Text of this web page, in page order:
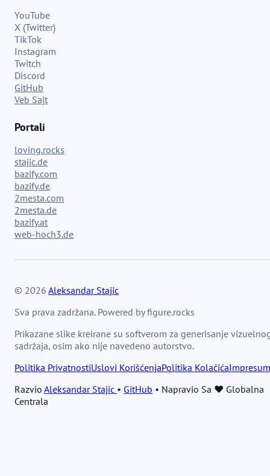
YouTube
X (Twitter)
TikTok
Instagram
Twitch
Discord
GitHub
Veb Sajt
Portali
loving.rocks
stajic.de
bazify.com
bazify.de
2mesta.com
2mesta.de
bazify.at
web-hoch3.de
© 2026 Aleksandar Stajic
Sva prava zadržana. Powered by figure.rocks
Prikazane slike kreirane su softverom za generisanje
sadržaja, osim ako nije navedeno autorstvo.
Politika PrivatnostiUslovi KorišćenjaPolitika KolačićaImpresum
Razvio Aleksandar Stajic • GitHub • Napravio Sa ❤️ Globalna
Centrala